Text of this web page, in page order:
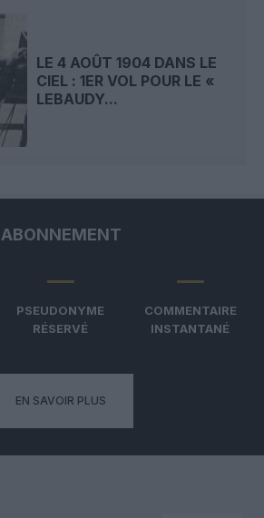
LE 4 AOÛT 1904 DANS LE
CIEL : 1ER VOL POUR LE «
LEBAUDY...
ABONNEMENT
PSEUDONYME
RÉSERVÉ
COMMENTAIRE
INSTANTANÉ
EN SAVOIR PLUS